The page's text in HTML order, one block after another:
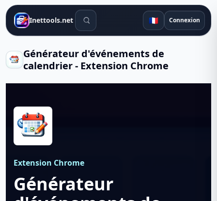
Inettools.net Outils de recherche 🇫🇷 Connexion
Générateur d'événements de
calendrier - Extension Chrome
Extension Chrome
Générateur